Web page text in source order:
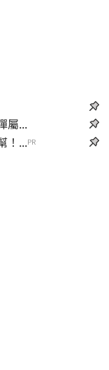
屬...
！...PR